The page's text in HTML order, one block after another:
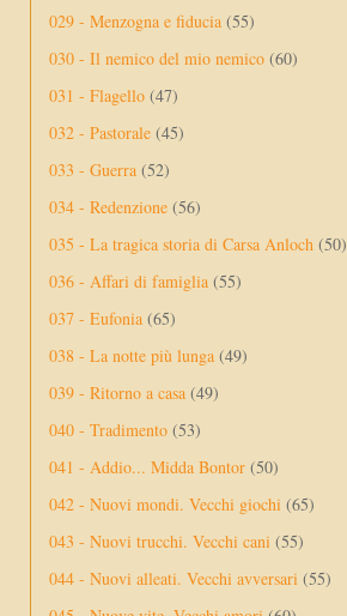
029 - Menzogna e fiducia (55)
030 - Il nemico del mio nemico (60)
031 - Flagello (47)
032 - Pastorale (45)
033 - Guerra (52)
034 - Redenzione (56)
035 - La tragica storia di Carsa Anloch (50)
036 - Affari di famiglia (55)
037 - Eufonia (65)
038 - La notte più lunga (49)
039 - Ritorno a casa (49)
040 - Tradimento (53)
041 - Addio... Midda Bontor (50)
042 - Nuovi mondi. Vecchi giochi (65)
043 - Nuovi trucchi. Vecchi cani (55)
044 - Nuovi alleati. Vecchi avversari (55)